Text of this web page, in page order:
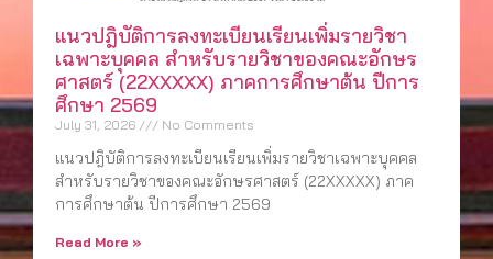
แนวปฎิบัติการลงทะเบียนเรียนเพิ่มรายวิชา
เฉพาะบุคคล สำหรับรายวิชาของคณะอักษร
ศาสตร์ (22XXXXX) ภาคการศึกษาต้น ปีการ
ศึกษา 2569
July 31, 2026 No Comments
แนวปฎิบัติการลงทะเบียนเรียนเพิ่มรายวิชาเฉพาะบุคคล
สำหรับรายวิชาของคณะอักษรศาสตร์ (22XXXXX) ภาค
การศึกษาต้น ปีการศึกษา 2569
Read More »